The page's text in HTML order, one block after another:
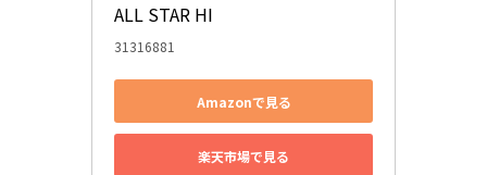
ALL STAR HI
31316881
Amazonで見る
楽天市場で見る